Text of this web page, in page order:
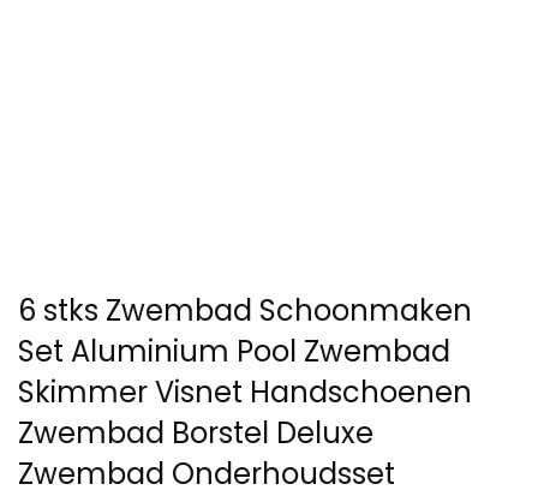
6 stks Zwembad Schoonmaken
Set Aluminium Pool Zwembad
Skimmer Visnet Handschoenen
Zwembad Borstel Deluxe
Zwembad Onderhoudsset